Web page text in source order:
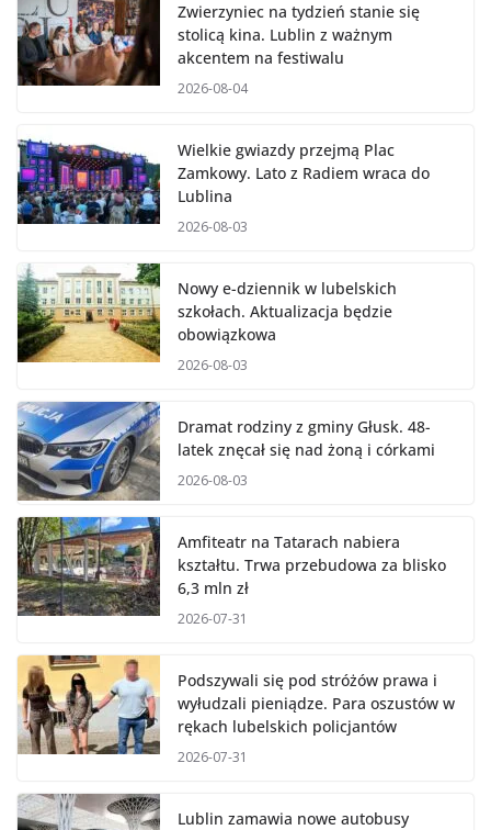
Zwierzyniec na tydzień stanie się
stolicą kina. Lublin z ważnym
akcentem na festiwalu
2026-08-04
Wielkie gwiazdy przejmą Plac
Zamkowy. Lato z Radiem wraca do
Lublina
2026-08-03
Nowy e-dziennik w lubelskich
szkołach. Aktualizacja będzie
obowiązkowa
2026-08-03
Dramat rodziny z gminy Głusk. 48-
latek znęcał się nad żoną i córkami
2026-08-03
Amfiteatr na Tatarach nabiera
kształtu. Trwa przebudowa za blisko
6,3 mln zł
2026-07-31
Podszywali się pod stróżów prawa i
wyłudzali pieniądze. Para oszustów w
rękach lubelskich policjantów
2026-07-31
Lublin zamawia nowe autobusy